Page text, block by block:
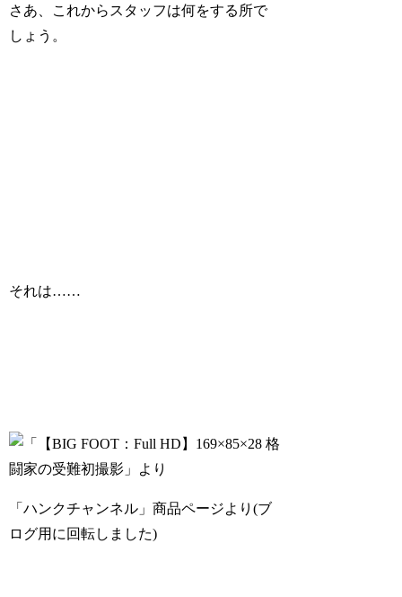
さあ、これからスタッフは何をする所で
しょう。
それは……
「ハンクチャンネル」商品ページより(ブ
ログ用に回転しました)